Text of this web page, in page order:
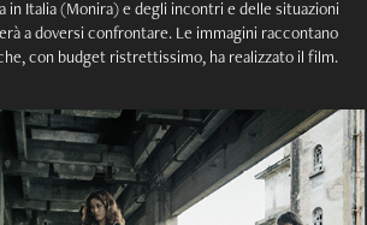
in Italia (Monira) e degli incontri e delle situazioni
a doversi confrontare. Le immagini raccontano
con budget ristrettissimo, ha realizzato il film.